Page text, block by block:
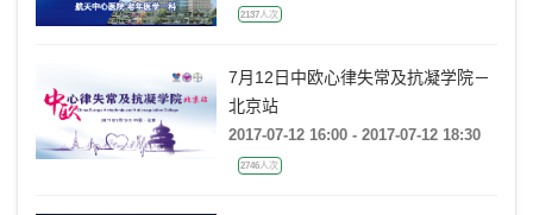
2137人次
7月12日中欧心律失常及抗凝学院－
北京站
2017-07-12 16:00 - 2017-07-12 18:30
2746人次